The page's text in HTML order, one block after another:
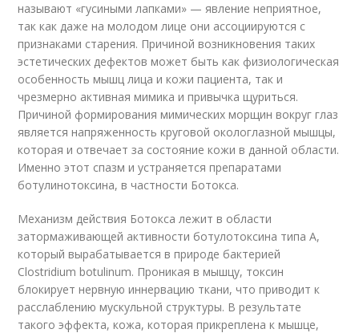
называют «гусиными лапками» — явление неприятное,
так как даже на молодом лице они ассоциируются с
признаками старения. Причиной возникновения таких
эстетических дефектов может быть как физиологическая
особенность мышц лица и кожи пациента, так и
чрезмерно активная мимика и привычка щуриться.
Причиной формирования мимических морщин вокруг глаз
является напряженность круговой окологлазной мышцы,
которая и отвечает за состояние кожи в данной области.
Именно этот спазм и устраняется препаратами
ботулинотоксина, в частности Ботокса.
Механизм действия Ботокса лежит в области
затормаживающей активности ботулотоксина типа А,
который вырабатывается в природе бактерией
Clostridium botulinum. Проникая в мышцу, токсин
блокирует нервную иннервацию ткани, что приводит к
расслаблению мускульной структуры. В результате
такого эффекта, кожа, которая прикреплена к мышце,